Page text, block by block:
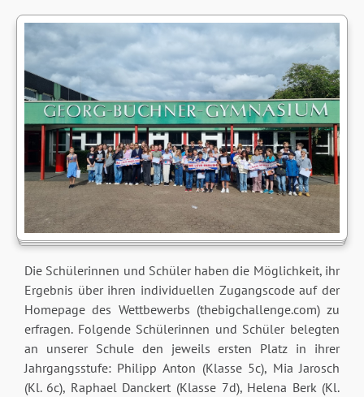
Die Schülerinnen und Schüler haben die Möglichkeit, ihr
Ergebnis über ihren individuellen Zugangscode auf der
Homepage des Wettbewerbs (thebigchallenge.com) zu
erfragen. Folgende Schülerinnen und Schüler belegten
an unserer Schule den jeweils ersten Platz in ihrer
Jahrgangsstufe: Philipp Anton (Klasse 5c), Mia Jarosch
(Kl. 6c), Raphael Danckert (Klasse 7d), Helena Berk (Kl.